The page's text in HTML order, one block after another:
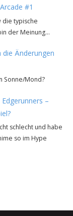
#1
die typische
der Meinung…
die Änderungen
Sonne/Mond?
–
schlecht und habe
so im Hype